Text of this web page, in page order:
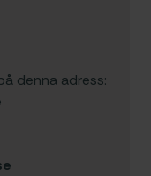
denna adress: